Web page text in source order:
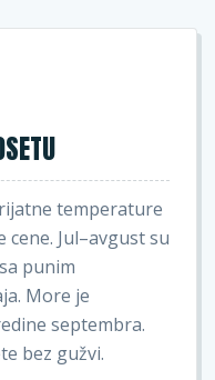
temperature
cene. Jul–avgust su
punim
More je
septembra.
bez gužvi.